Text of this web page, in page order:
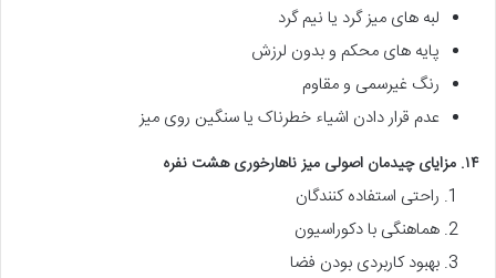
لبه های میز گرد یا نیم گرد
پایه های محکم و بدون لرزش
رنگ غیرسمی و مقاوم
عدم قرار دادن اشیاء خطرناک یا سنگین روی میز
۱۴. مزایای چیدمان اصولی میز ناهارخوری هشت نفره
راحتی استفاده کنندگان
هماهنگی با دکوراسیون
بهبود کاربردی بودن فضا